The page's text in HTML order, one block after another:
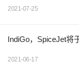
2021-07-25
IndiGo，SpiceJet将
2021-06-17